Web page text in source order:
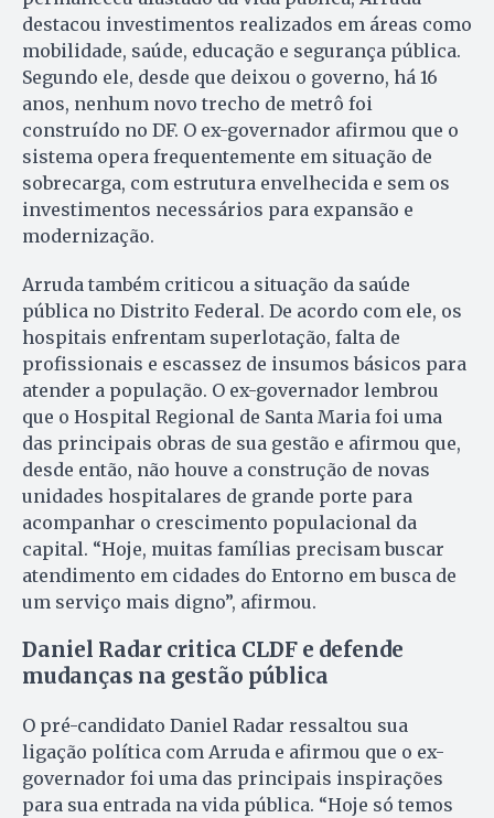
destacou investimentos realizados em áreas como
mobilidade, saúde, educação e segurança pública.
Segundo ele, desde que deixou o governo, há 16
anos, nenhum novo trecho de metrô foi
construído no DF. O ex-governador afirmou que o
sistema opera frequentemente em situação de
sobrecarga, com estrutura envelhecida e sem os
investimentos necessários para expansão e
modernização.
Arruda também criticou a situação da saúde
pública no Distrito Federal. De acordo com ele, os
hospitais enfrentam superlotação, falta de
profissionais e escassez de insumos básicos para
atender a população. O ex-governador lembrou
que o Hospital Regional de Santa Maria foi uma
das principais obras de sua gestão e afirmou que,
desde então, não houve a construção de novas
unidades hospitalares de grande porte para
acompanhar o crescimento populacional da
capital. “Hoje, muitas famílias precisam buscar
atendimento em cidades do Entorno em busca de
um serviço mais digno”, afirmou.
Daniel Radar critica CLDF e defende
mudanças na gestão pública
O pré-candidato Daniel Radar ressaltou sua
ligação política com Arruda e afirmou que o ex-
governador foi uma das principais inspirações
para sua entrada na vida pública. “Hoje só temos